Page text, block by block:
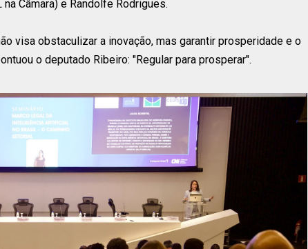
Câmara) e Randolfe Rodrigues.
visa obstaculizar a inovação, mas garantir prosperidade e o
o deputado Ribeiro: "Regular para prosperar".